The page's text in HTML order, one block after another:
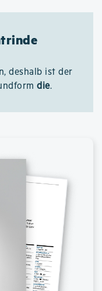
deshalb ist der
die.